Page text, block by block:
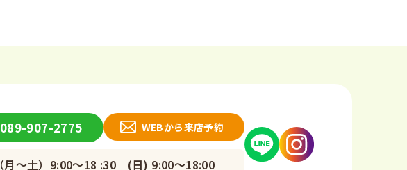
089-907-2775 WEBから来店予約
（月～土）9:00～18 :30 (日) 9:00～18:00